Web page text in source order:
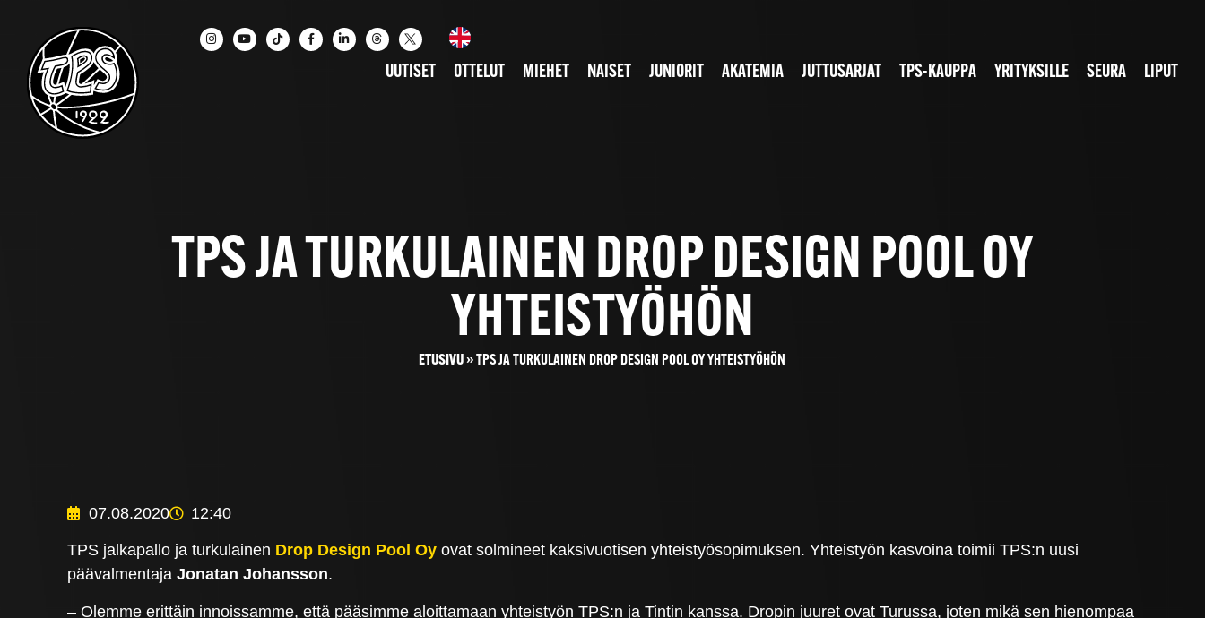
UUTISET OTTELUT MIEHET NAISET JUNIORIT AKATEMIA JUTTUSARJAT TPS-KAUPPA YRITYKSILLE SEURA LIPUT
TPS JA TURKULAINEN DROP DESIGN POOL OY
YHTEISTYÖHÖN
ETUSIVU»TPS JA TURKULAINEN DROP DESIGN POOL OY YHTEISTYÖHÖN
07.08.2020 12:40
TPS jalkapallo ja turkulainen Drop Design Pool Oy ovat solmineet kaksivuotisen yhteistyösopimuksen. Yhteistyön kasvoina toimii TPS:n uusi
päävalmentajaJonatan Johansson.
– Olemme erittäin innoissamme, että pääsimme aloittamaan yhteistyön TPS:n ja Tintin kanssa. Dropin juuret ovat Turussa, joten mikä sen hienompaa